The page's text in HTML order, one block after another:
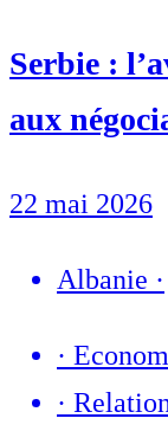
Serbie :
aux
22 mai 2026
Albanie ·
·
·